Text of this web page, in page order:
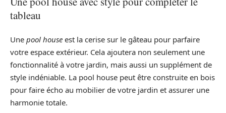
tableau
Une pool house est la cerise sur le gâteau pour parfaire
votre espace extérieur. Cela ajoutera non seulement une
fonctionnalité à votre jardin, mais aussi un supplément de
style indéniable. La pool house peut être construite en bois
pour faire écho au mobilier de votre jardin et assurer une
harmonie totale.